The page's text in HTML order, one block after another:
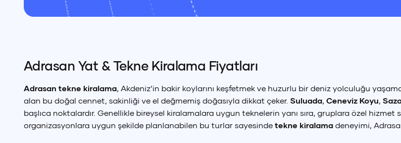
Adrasan Yat & Tekne Kiralama Fiyatları
Adrasan tekne kiralama, Akdeniz’in bakir koylarını keşfetmek ve huzurlu bir deniz yolculuğu
alan bu doğal cennet, sakinliği ve el değmemiş doğasıyla dikkat çeker. Suluada, Ceneviz Koyu,
başlıca noktalardır. Genellikle bireysel kiralamalara uygun teknelerin yanı sıra, gruplara özel
organizasyonlara uygun şekilde planlanabilen bu turlar sayesinde tekne kiralama deneyimi,